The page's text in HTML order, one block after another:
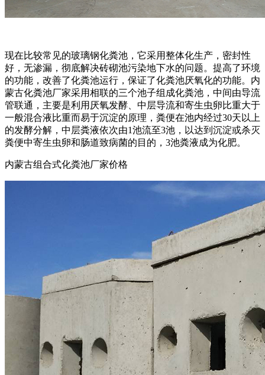
现在比较常见的玻璃钢化粪池，它采用整体化生产，密封性
好，无渗漏，彻底解决砖砌池污染地下水的问题。提高了环境
的功能，改善了化粪池运行，保证了化粪池厌氧化的功能。内
蒙古化粪池厂家采用相联的三个池子组成化粪池，中间由导流
管联通，主要是利用厌氧发酵、中层导流和寄生虫卵比重大于
一般混合液比重而易于沉淀的原理，粪便在池内经过30天以上
的发酵分解，中层粪液依次由1池流至3池，以达到沉淀或杀灭
粪便中寄生虫卵和肠道致病菌的目的，3池粪液成为化肥。
内蒙古组合式化粪池厂家价格